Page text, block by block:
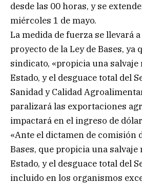
desde las 00 horas, y se
miércoles 1 de mayo.
La medida de fuerza se llevará
proyecto de la Ley de Bases, ya
sindicato, «propicia una
Estado, y el desguace total del
Sanidad y Calidad
paralizará las exportaciones
impactará en el ingreso de
«Ante el dictamen de comisión
Bases, que propicia una
Estado, y el desguace total del
incluido en los organismos